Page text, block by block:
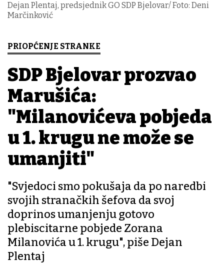
Dejan Plentaj, predsjednik GO SDP Bjelovar/ Foto: Deni
Marčinković
PRIOPĆENJE STRANKE
SDP Bjelovar prozvao
Marušića:
"Milanovićeva pobjeda
u 1. krugu ne može se
umanjiti"
"Svjedoci smo pokušaja da po naredbi
svojih stranačkih šefova da svoj
doprinos umanjenju gotovo
plebiscitarne pobjede Zorana
Milanovića u 1. krugu", piše Dejan
Plentaj